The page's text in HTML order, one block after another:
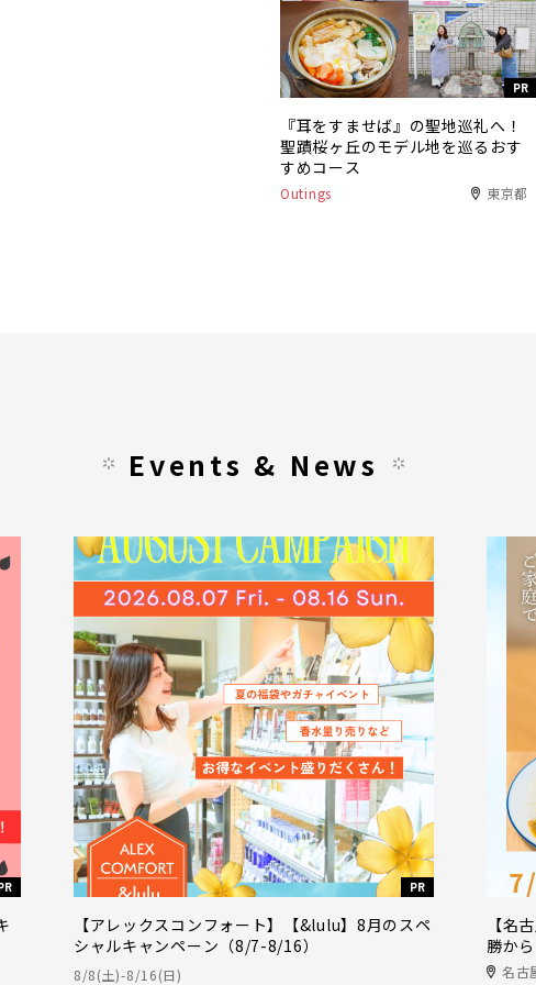
PR
『耳をすませば』の聖地巡礼へ！
聖蹟桜ヶ丘のモデル地を巡るおす
すめコース
Outings 東京都
Events & News
PR
【アレックスコンフォート】【&lulu】8月のスペ
シャルキャンペーン（8/7-8/16）
8/8(土)-8/16(日)
【名
勝か
名古